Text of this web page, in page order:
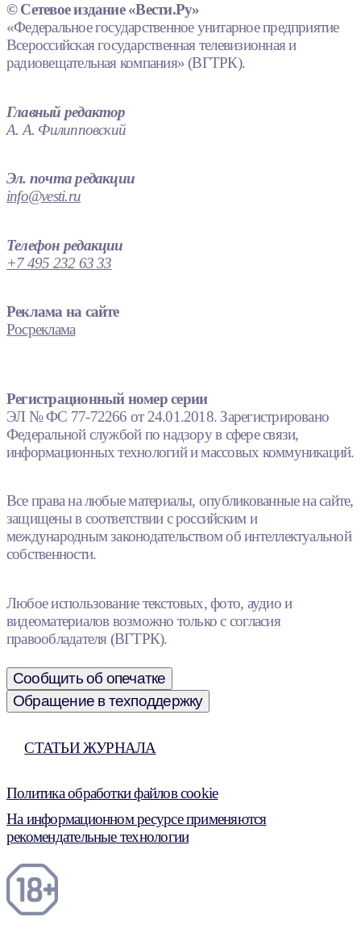
© Сетевое издание «Вести.Ру»
«Федеральное государственное унитарное предприятие
Всероссийская государственная телевизионная и
радиовещательная компания» (ВГТРК).
Главный редактор
А. А. Филипповский
Эл. почта редакции
info@vesti.ru
Телефон редакции
+7 495 232 63 33
Реклама на сайте
Росреклама
Регистрационный номер серии
ЭЛ № ФС 77-72266 от 24.01.2018. Зарегистрировано
Федеральной службой по надзору в сфере связи,
информационных технологий и массовых коммуникаций.
Все права на любые материалы, опубликованные на сайте,
защищены в соответствии с российским и
международным законодательством об интеллектуальной
собственности.
Любое использование текстовых, фото, аудио и
видеоматериалов возможно только с согласия
правообладателя (ВГТРК).
Сообщить об опечатке
Обращение в техподдержку
СТАТЬИ ЖУРНАЛА
Политика обработки файлов cookie
На информационном ресурсе применяются
рекомендательные технологии